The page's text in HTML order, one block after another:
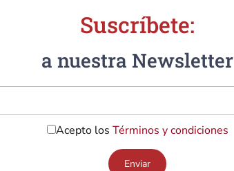
Suscríbete:
a nuestra Newsletter
Acepto los Términos y condiciones